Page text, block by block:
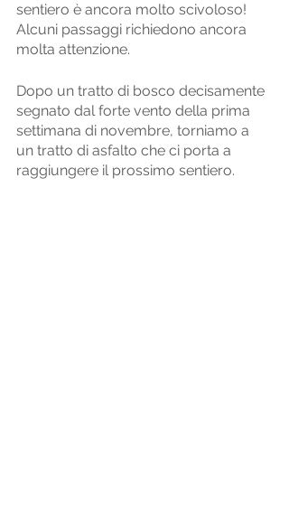
sentiero è ancora molto scivoloso!
Alcuni passaggi richiedono ancora
molta attenzione.
Dopo un tratto di bosco decisamente
segnato dal forte vento della prima
settimana di novembre, torniamo a
un tratto di asfalto che ci porta a
raggiungere il prossimo sentiero.